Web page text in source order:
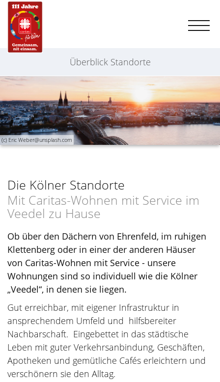
Überblick Standorte
(c) Eric Weber@unsplash.com
Die Kölner Standorte
Mit Caritas-Wohnen mit Service im
Veedel zu Hause
Ob über den Dächern von Ehrenfeld, im ruhigen
Klettenberg oder in einer der anderen Häuser
von Caritas-Wohnen mit Service - unsere
Wohnungen sind so individuell wie die Kölner
„Veedel“, in denen sie liegen.
Gut erreichbar, mit eigener Infrastruktur in
ansprechendem Umfeld und hilfsbereiter
Nachbarschaft. Eingebettet in das städtische
Leben mit guter Verkehrsanbindung, Geschäften,
Apotheken und gemütliche Cafés erleichtern und
verschönern sie den Alltag.